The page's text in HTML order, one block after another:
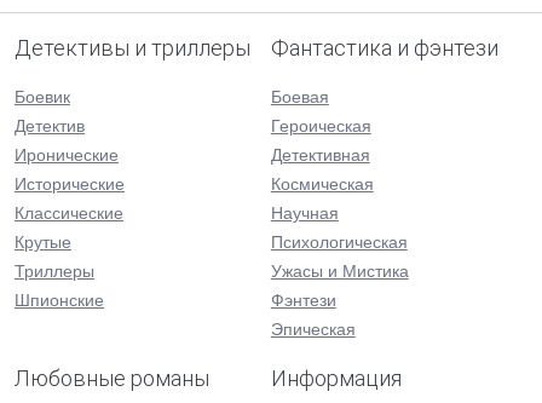
Детективы и триллеры
Боевик
Детектив
Иронические
Исторические
Классические
Крутые
Триллеры
Шпионские
Фантастика и фэнтези
Боевая
Героическая
Детективная
Космическая
Научная
Психологическая
Ужасы и Мистика
Фэнтези
Эпическая
Любовные романы Информация